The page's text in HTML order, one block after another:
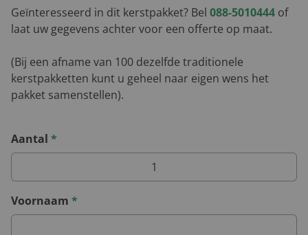
Geïnteresseerd in dit kerstpakket? Bel 088-5010444 of
laat uw gegevens achter voor een offerte op maat.
(Bij een afname van 100 dezelfde traditionele
kerstpakketten kunt u geheel naar eigen wens het
pakket samenstellen).
Aantal *
Voornaam *